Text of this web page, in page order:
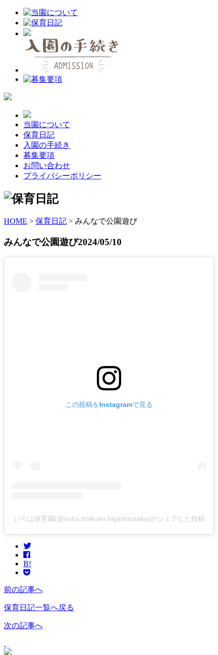
当園について
保育日記
入園の手続き
募集要項
お問い合わせ
プライバシーポリシー
HOME > 保育日記 > みんなで公園遊び
みんなで公園遊び2024/05/10
この投稿をInstagramで見る
いろは保育園(@iroha.hoikuen.higashiosaka)がシェアした投稿
B!
前の記事へ
保育日記一覧へ戻る
次の記事へ